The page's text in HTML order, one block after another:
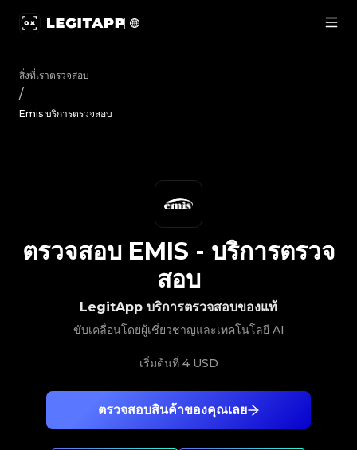
สิ่งที่เราตรวจสอบ
/
Emis บริการตรวจสอบ
ตรวจสอบสินค้าของคุณเลย
LegitApp บริการตรวจสอบของแท้
ขับเคลื่อนโดยผู้เชี่ยวชาญและเทคโนโลยี AI
เริ่มต้นที่ 4 USD
ตรวจสอบ EMIS - บริการตรวจ
สอบ